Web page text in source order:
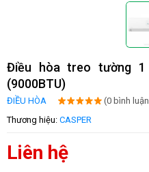
Điều hòa treo tường 1
(9000BTU)
ĐIỀU HÒA
(0 bình
Thương hiệu: CASPER
Liên hệ